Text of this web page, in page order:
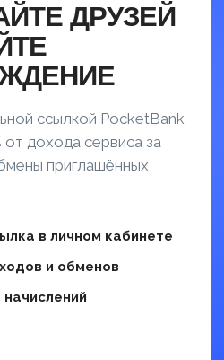
ДРУЗЕЙ
ссылкой PocketBank
дохода сервиса за
приглашённых
в личном кабинете
и обменов